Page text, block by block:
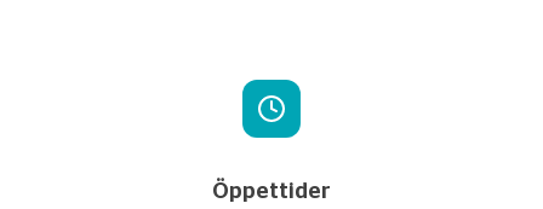
Öppettider